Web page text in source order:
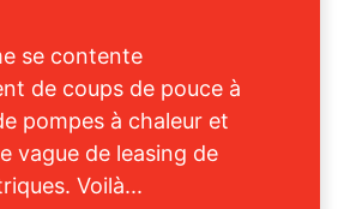
se contente
de coups de pouce à
pompes à chaleur et
vague de leasing de
Voilà...